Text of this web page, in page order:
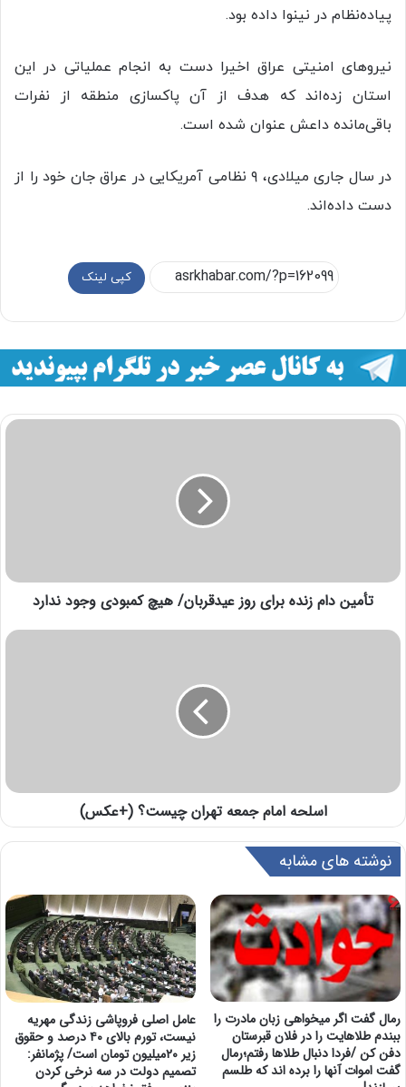
پیاده‌نظام در نینوا داده بود.
نیروهای امنیتی عراق اخیرا دست به انجام عملیاتی در این
استان زده‌اند که هدف از آن پاکسازی منطقه از نفرات
باقی‌مانده داعش عنوان شده‌ است.
در سال جاری میلادی، ۹ نظامی آمریکایی در عراق جان خود را از
دست داده‌اند.
کپی لینک
تأمین دام زنده برای روز عیدقربان/ هیچ کمبودی وجود ندارد
اسلحه امام جمعه تهران چیست؟ (+عکس)
نوشته های مشابه
رمال گفت اگر میخواهی زبان مادرت را
ببندم طلاهایت را در فلان قبرستان
دفن کن /فردا دنبال طلاها رفتم؛رمال
گفت اموات آنها را برده اند که طلسم
عامل اصلی فروپاشی زندگی مهریه
نیست، تورم بالای ۴۰ درصد و حقوق
زیر ۲۰میلیون تومان است/ پژمانفر:
تصمیم دولت در سه نرخی کردن